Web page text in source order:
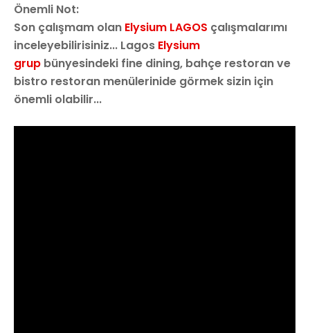
Önemli Not:
Son çalışmam olan Elysium LAGOS çalışmalarımı
inceleyebilirisiniz... Lagos Elysium
grup bünyesindeki fine dining, bahçe restoran ve
bistro restoran menülerinide görmek sizin için
önemli olabilir...